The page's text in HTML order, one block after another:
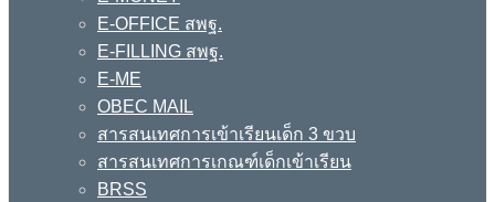
E-OFFICE สพฐ.
E-FILLING สพฐ.
E-ME
OBEC MAIL
สารสนเทศการเข้าเรียนเด็ก 3 ขวบ
สารสนเทศการเกณฑ์เด็กเข้าเรียน
BRSS